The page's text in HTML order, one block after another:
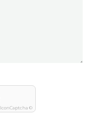
IconCaptcha ©